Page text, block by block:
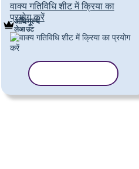
वाक्य गतिविधि शीट में क्रिया का
प्रयोग करें
अधिमूल्य
लेआउट